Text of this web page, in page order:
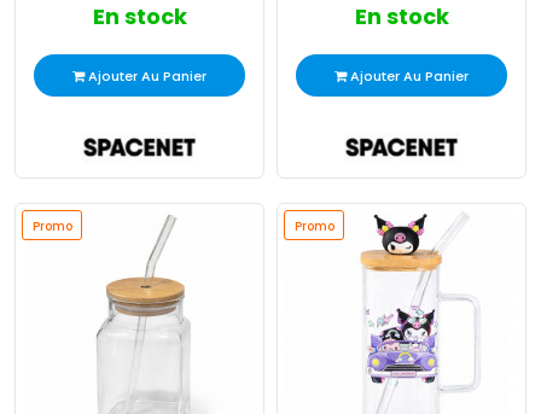
En stock
Ajouter Au Panier
En stock
Ajouter Au Panier
Promo Promo